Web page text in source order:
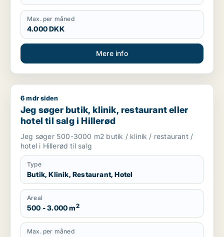
Max. per måned
4.000 DKK
Mere info
Jeg søger butik, klinik, restaurant eller hotel til salg i Hillerød
6 mdr siden
Jeg søger butik, klinik, restaurant eller
hotel til salg i Hillerød
Jeg søger 500-3000 m2 butik / klinik / restaurant /
hotel i Hillerød til salg
Type
Butik, Klinik, Restaurant, Hotel
Areal
500 - 3.000 m2
Max. per måned